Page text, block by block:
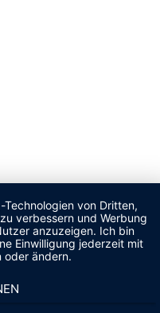
von Dritten,
verbessern und Werbung
anzuzeigen. Ich bin
Einwilligung jederzeit mit
oder ändern.